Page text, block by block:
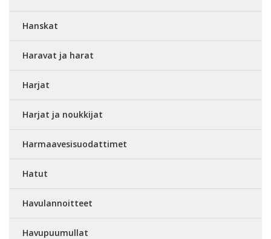
Hanskat
Haravat ja harat
Harjat
Harjat ja noukkijat
Harmaavesisuodattimet
Hatut
Havulannoitteet
Havupuumullat